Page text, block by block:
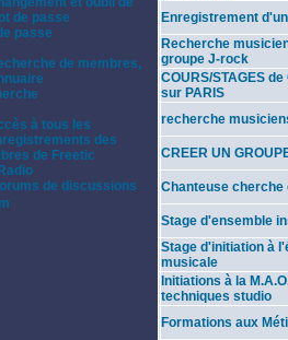
passe
Enregistrement
Recherche
groupe J-rock
COURS/STAGES de
sur PARIS
recherche
CREER UN
Chanteuse cherche
Stage d'ensemble
Stage d'initiation à
musicale
Initiations à la
techniques studio
Formations aux